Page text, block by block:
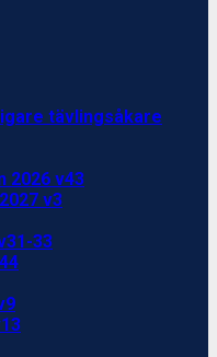
tävlingsåkare
2026 v43
v3
33